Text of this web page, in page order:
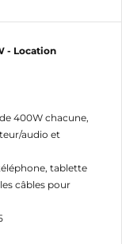
- Location
400W chacune,
audio et
tablette
câbles pour